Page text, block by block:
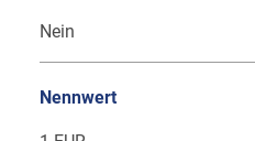
Nein
Nennwert